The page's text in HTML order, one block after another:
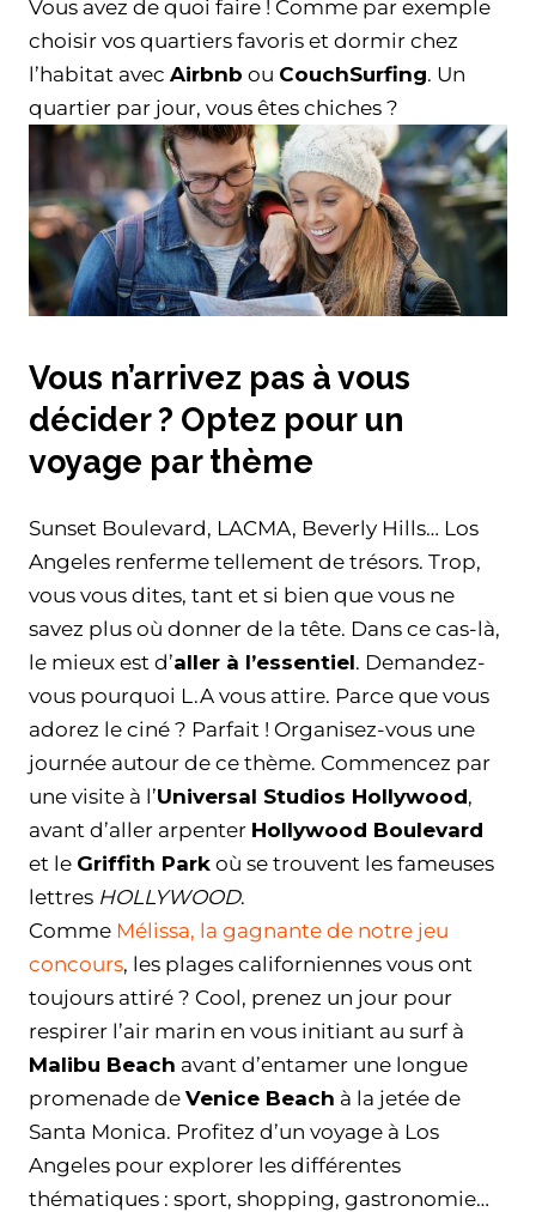
Vous avez de quoi faire ! Comme par exemple
choisir vos quartiers favoris et dormir chez
l’habitat avec Airbnb ou CouchSurfing. Un
quartier par jour, vous êtes chiches ?
Vous n’arrivez pas à vous
décider ? Optez pour un
voyage par thème
Sunset Boulevard, LACMA, Beverly Hills… Los
Angeles renferme tellement de trésors. Trop,
vous vous dites, tant et si bien que vous ne
savez plus où donner de la tête. Dans ce cas-là,
le mieux est d’aller à l’essentiel. Demandez-
vous pourquoi L.A vous attire. Parce que vous
adorez le ciné ? Parfait ! Organisez-vous une
journée autour de ce thème. Commencez par
une visite à l’Universal Studios Hollywood,
avant d’aller arpenter Hollywood Boulevard
et le Griffith Park où se trouvent les fameuses
lettres HOLLYWOOD.
Comme Mélissa, la gagnante de notre jeu
concours, les plages californiennes vous ont
toujours attiré ? Cool, prenez un jour pour
respirer l’air marin en vous initiant au surf à
Malibu Beach avant d’entamer une longue
promenade de Venice Beach à la jetée de
Santa Monica. Profitez d’un voyage à Los
Angeles pour explorer les différentes
thématiques : sport, shopping, gastronomie…